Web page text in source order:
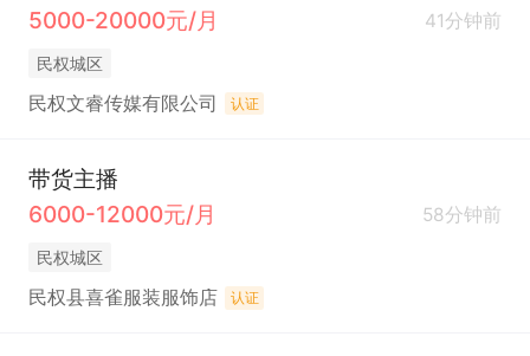
5000-20000元/月
41分钟前
民权城区
民权文睿传媒有限公司 认证
带货主播
6000-12000元/月
58分钟前
民权城区
民权县喜雀服装服饰店 认证